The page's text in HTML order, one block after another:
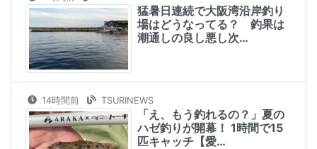
猛暑日連続で大阪湾沿岸釣り
場はどうなってる？ 釣果は
潮通しの良し悪し次…
14時間前 TSURINEWS
「え、もう釣れるの？」夏の
ハゼ釣りが開幕！ 1時間で15
匹キャッチ【愛…